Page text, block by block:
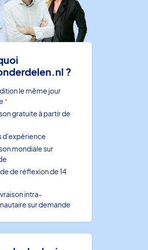
?
le même jour
*
gratuite à partir de
d'expérience
mondiale sur
de réflexion de 14
intra-
sur demande